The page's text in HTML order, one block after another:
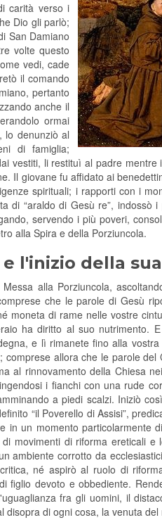
carità verso i
Dio gli parlò;
San Damiano
volte questo
vedi, cade
il comando
pertanto
anche il
ormai
lo denunziò al
di famiglia;
vestiti, li restituì al padre mentre
Il giovane fu affidato ai
spirituali; i rapporti con i
di “araldo di Gesù re”, indossò
servendo i più poveri,
alla Spira e della Porziuncola.
l'inizio della
alla Porziuncola,
che le parole di Gesù
moneta di rame nelle vostre
ha diritto al suo nutrimento.
e lì rimanete fino alla
allora che le parole del
al rinnovamento della Chiesa
i fianchi con una rude
a piedi scalzi. Iniziò
“il Poverello di Assisi”,
in un momento particolarmente
movimenti di riforma ereticali
ambiente corrotto da
né aspirò al ruolo di
figlio devoto e obbediente.
fra gli uomini, il
di ogni cosa, la venuta del